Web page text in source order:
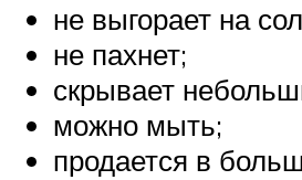
не выгорает на
не пахнет;
скрывает
можно мыть;
продается в